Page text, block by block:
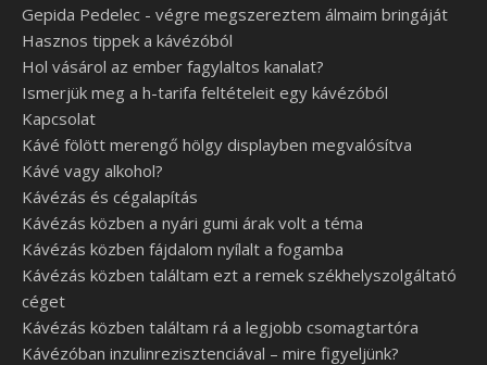
Gepida Pedelec - végre megszereztem álmaim bringáját
Hasznos tippek a kávézóból
Hol vásárol az ember fagylaltos kanalat?
Ismerjük meg a h-tarifa feltételeit egy kávézóból
Kapcsolat
Kávé fölött merengő hölgy displayben megvalósítva
Kávé vagy alkohol?
Kávézás és cégalapítás
Kávézás közben a nyári gumi árak volt a téma
Kávézás közben fájdalom nyílalt a fogamba
Kávézás közben találtam ezt a remek székhelyszolgáltató
céget
Kávézás közben találtam rá a legjobb csomagtartóra
Kávézóban inzulinrezisztenciával – mire figyeljünk?